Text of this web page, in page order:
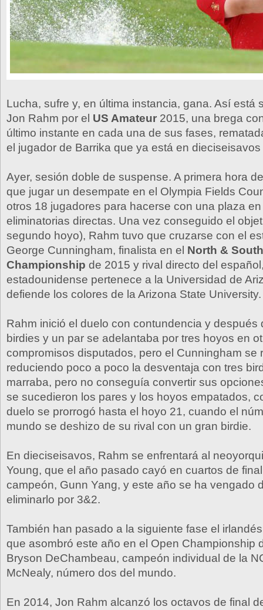
Lucha, sufre y, en última instancia, gana. Así está
Jon Rahm por el US Amateur 2015, una brega
último instante en cada una de sus fases,
el jugador de Barrika que ya está en dieciseisavos
Ayer, sesión doble de suspense. A primera hora
que jugar un desempate en el Olympia Fields
otros 18 jugadores para hacerse con una plaza
eliminatorias directas. Una vez conseguido el
segundo hoyo), Rahm tuvo que cruzarse con el
George Cunningham, finalista en el North &
Championship de 2015 y rival directo del
estadounidense pertenece a la Universidad de
defiende los colores de la Arizona State University.
Rahm inició el duelo con contundencia y después
birdies y un par se adelantaba por tres hoyos en
compromisos disputados, pero el Cunningham se
reduciendo poco a poco la desventaja con tres
marraba, pero no conseguía convertir sus
se sucedieron los pares y los hoyos empatados,
duelo se prorrogó hasta el hoyo 21, cuando el
mundo se deshizo de su rival con un gran birdie.
En dieciseisavos, Rahm se enfrentará al
Young, que el año pasado cayó en cuartos de
campeón, Gunn Yang, y este año se ha vengado
eliminarlo por 3&2.
También han pasado a la siguiente fase el
que asombró este año en el Open Championship
Bryson DeChambeau, campeón individual de la
McNealy, número dos del mundo.
En 2014, Jon Rahm alcanzó los octavos de final